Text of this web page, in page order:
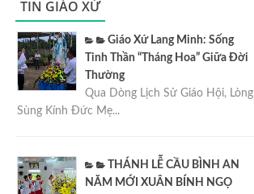
TIN GIÁO XỨ
Giáo Xứ Lang Minh: Sống
Tinh Thần “Tháng Hoa” Giữa Đời
Thường
Qua Dòng Lịch Sử Giáo Hội, Lòng
Sùng Kính Đức Mẹ...
THÁNH LỄ CẦU BÌNH AN
NĂM MỚI XUÂN BÍNH NGỌ